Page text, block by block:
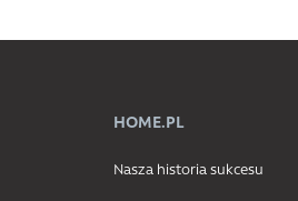
HOME.PL
Nasza historia sukcesu